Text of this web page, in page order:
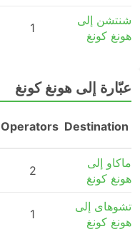
شنتشن إلى
هونغ كونغ
1
عبّارة إلى هونغ كونغ
Destination
Operators
ماكاو إلى
هونغ كونغ
2
تشوهاى إلى
هونغ كونغ
1